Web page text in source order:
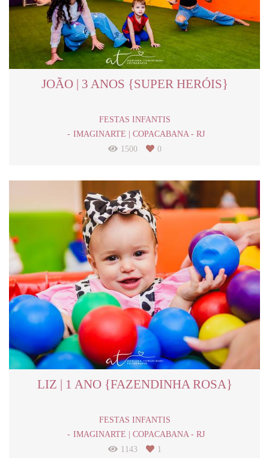
JOÃO | 3 ANOS {SUPER HERÓIS}
FESTAS INFANTIS
IMAGINARTE | COPACABANA - RJ
1500
0
LIZ | 1 ANO {FAZENDINHA ROSA}
FESTAS INFANTIS
IMAGINARTE | COPACABANA - RJ
1143
1